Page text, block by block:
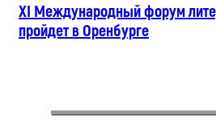
XI Международный форум
пройдет в Оренбурге